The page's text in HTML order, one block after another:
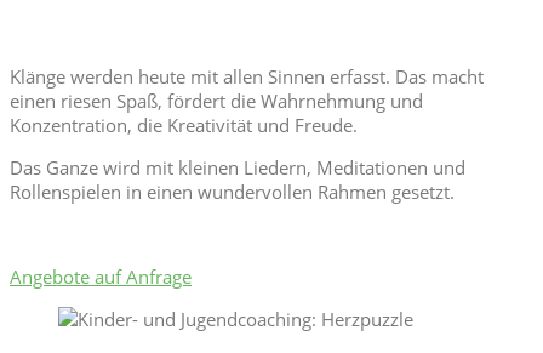
Klänge werden heute mit allen Sinnen erfasst. Das macht
einen riesen Spaß, fördert die Wahrnehmung und
Konzentration, die Kreativität und Freude.
Das Ganze wird mit kleinen Liedern, Meditationen und
Rollenspielen in einen wundervollen Rahmen gesetzt.
Angebote auf Anfrage